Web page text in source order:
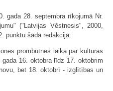
gada 28. septembra rīkojumā Nr.
("Latvijas Vēstnesis", 2000,
punktu šādā redakcijā:
prombūtnes laikā par kultūras
16. oktobra līdz 17. oktobrim
bet 18. oktobrī - izglītības un